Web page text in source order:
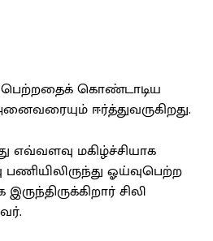
கொண்டாடிய
ஈர்த்துவருகிறது.
எவ்வளவு மகிழ்ச்சியாக
ஓய்வுபெற்ற
சிலி